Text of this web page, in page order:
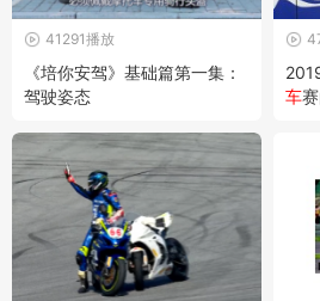
41291播放
《培你安驾》基础篇第一集：
驾驶姿态
车